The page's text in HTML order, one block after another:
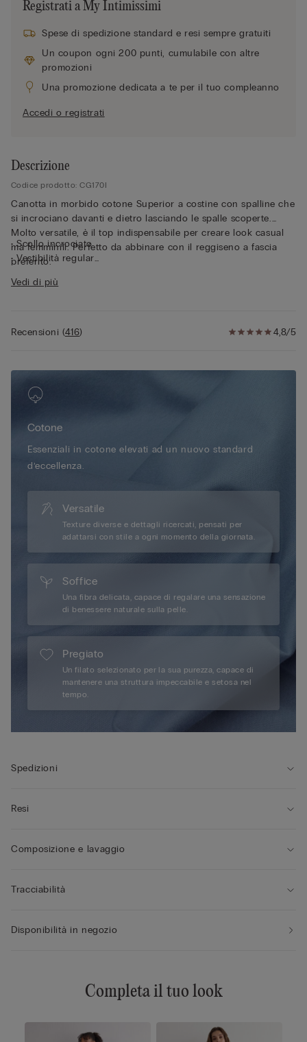
Registrati a My Intimissimi
Spese di spedizione standard e resi sempre gratuiti
Un coupon ogni 200 punti, cumulabile con altre
promozioni
Una promozione dedicata a te per il tuo compleanno
Accedi o registrati
Descrizione
Codice prodotto: CG170I
Canotta in morbido cotone Superior a costine con spalline che
si incrociano davanti e dietro lasciando le spalle scoperte.
Molto versatile, è il top indispensabile per creare look casual
ma femminili. Perfetto da abbinare con il reggiseno a fascia
preferito.
• Scollo incrociato
• Vestibilità regular
• 100% cotone
Vedi di più
4,8/5
Recensioni(416)
Cotone
Essenziali in cotone elevati ad un nuovo standard
d’eccellenza.
Versatile
Texture diverse e dettagli ricercati, pensati per
adattarsi con stile a ogni momento della giornata.
Soffice
Una fibra delicata, capace di regalare una sensazione
di benessere naturale sulla pelle.
Pregiato
Un filato selezionato per la sua purezza, capace di
mantenere una struttura impeccabile e setosa nel
tempo.
Spedizioni
Resi
Composizione e lavaggio
Tracciabilità
Disponibilità in negozio
Completa il tuo look